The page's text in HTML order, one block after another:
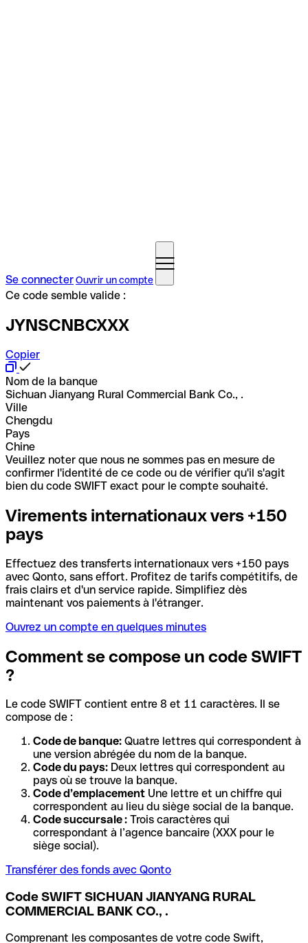
Se connecterOuvrir un compte
Ce code semble valide :
JYNSCNBCXXX
Copier
Nom de la banque
Sichuan Jianyang Rural Commercial Bank Co., .
Ville
Chengdu
Pays
Chine
Veuillez noter que nous ne sommes pas en mesure de
confirmer l'identité de ce code ou de vérifier qu'il s'agit
bien du code SWIFT exact pour le compte souhaité.
Virements internationaux vers +150
pays
Effectuez des transferts internationaux vers +150 pays
avec Qonto, sans effort. Profitez de tarifs compétitifs, de
frais clairs et d'un service rapide. Simplifiez dès
maintenant vos paiements à l'étranger.
Ouvrez un compte en quelques minutes
Comment se compose un code SWIFT
?
Le code SWIFT contient entre 8 et 11 caractères. Il se
compose de :
Code de banque: Quatre lettres qui correspondent à
une version abrégée du nom de la banque.
Code du pays: Deux lettres qui correspondent au
pays où se trouve la banque.
Code d’emplacement Une lettre et un chiffre qui
correspondent au lieu du siège social de la banque.
Code succursale : Trois caractères qui
correspondant à l’agence bancaire (XXX pour le
siège social).
Transférer des fonds avec Qonto
Code SWIFT SICHUAN JIANYANG RURAL
COMMERCIAL BANK CO., .
Comprenant les composantes de votre code Swift,